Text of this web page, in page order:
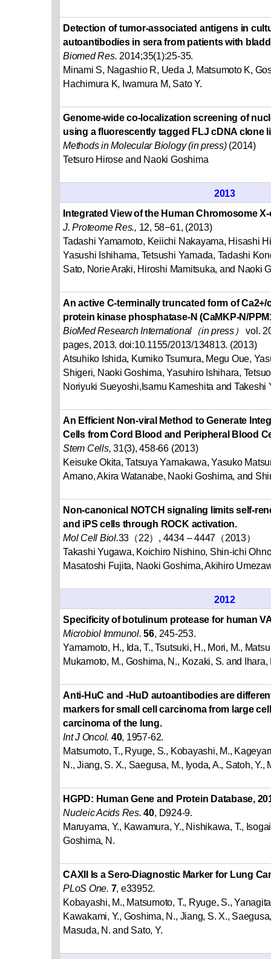
Detection of tumor-associated antigens in
autoantibodies in sera from patients with
Biomed Res. 2014;35(1):25-35.
Minami S, Nagashio R, Ueda J, Matsumoto K,
Hachimura K, Iwamura M, Sato Y.
Genome-wide co-localization screening of
using a fluorescently tagged FLJ cDNA clone
Methods in Molecular Biology (in press)(2014)
Tetsuro Hirose and Naoki Goshima
2013
Integrated View of the Human Chromosome
J. Proteome Res., 12, 58−61, (2013)
Tadashi Yamamoto, Keiichi Nakayama, Hisashi
Yasushi Ishihama, Tetsushi Yamada, Tadashi
Sato, Norie Araki, Hiroshi Mamitsuka, and Naoki
An active C-terminally truncated form of
protein kinase phosphatase-N (CaMKP-N/
BioMed Research International（in press）
vol.
pages, 2013. doi:10.1155/2013/134813. (2013)
Atsuhiko Ishida, Kumiko Tsumura, Megu Oue,
Shigeri, Naoki Goshima, Yasuhiro Ishihara,
Noriyuki Sueyoshi,Isamu Kameshita and Takeshi
An Efficient Non-viral Method to Generate
Cells from Cord Blood and Peripheral Blood
Stem Cells, 31(3), 458-66 (2013)
Keisuke Okita, Tatsuya Yamakawa, Yasuko
Amano, Akira Watanabe, Naoki Goshima, and
Non-canonical NOTCH signaling limits self-
and iPS cells through ROCK activation.
Mol Cell Biol.33（22）, 4434 – 4447（2013）
Takashi Yugawa, Koichiro Nishino, Shin-ichi
Masatoshi Fujita, Naoki Goshima, Akihiro
2012
Specificity of botulinum protease for human
Microbiol Immunol. 56, 245-253.
Yamamoto, H., Ida, T., Tsutsuki, H., Mori, M.,
Mukamoto, M., Goshima, N., Kozaki, S. and Ihara,
Anti-HuC and -HuD autoantibodies are
markers for small cell carcinoma from large
carcinoma of the lung.
Int J Oncol. 40, 1957-62.
Matsumoto, T., Ryuge, S., Kobayashi, M.,
N., Jiang, S. X., Saegusa, M., Iyoda, A., Satoh, Y.,
HGPD: Human Gene and Protein Database,
Nucleic Acids Res. 40, D924-9.
Maruyama, Y., Kawamura, Y., Nishikawa, T.,
Goshima, N.
CAXII Is a Sero-Diagnostic Marker for Lung
PLoS One. 7, e33952.
Kobayashi, M., Matsumoto, T., Ryuge, S.,
Kawakami, Y., Goshima, N., Jiang, S. X.,
Masuda, N. and Sato, Y.